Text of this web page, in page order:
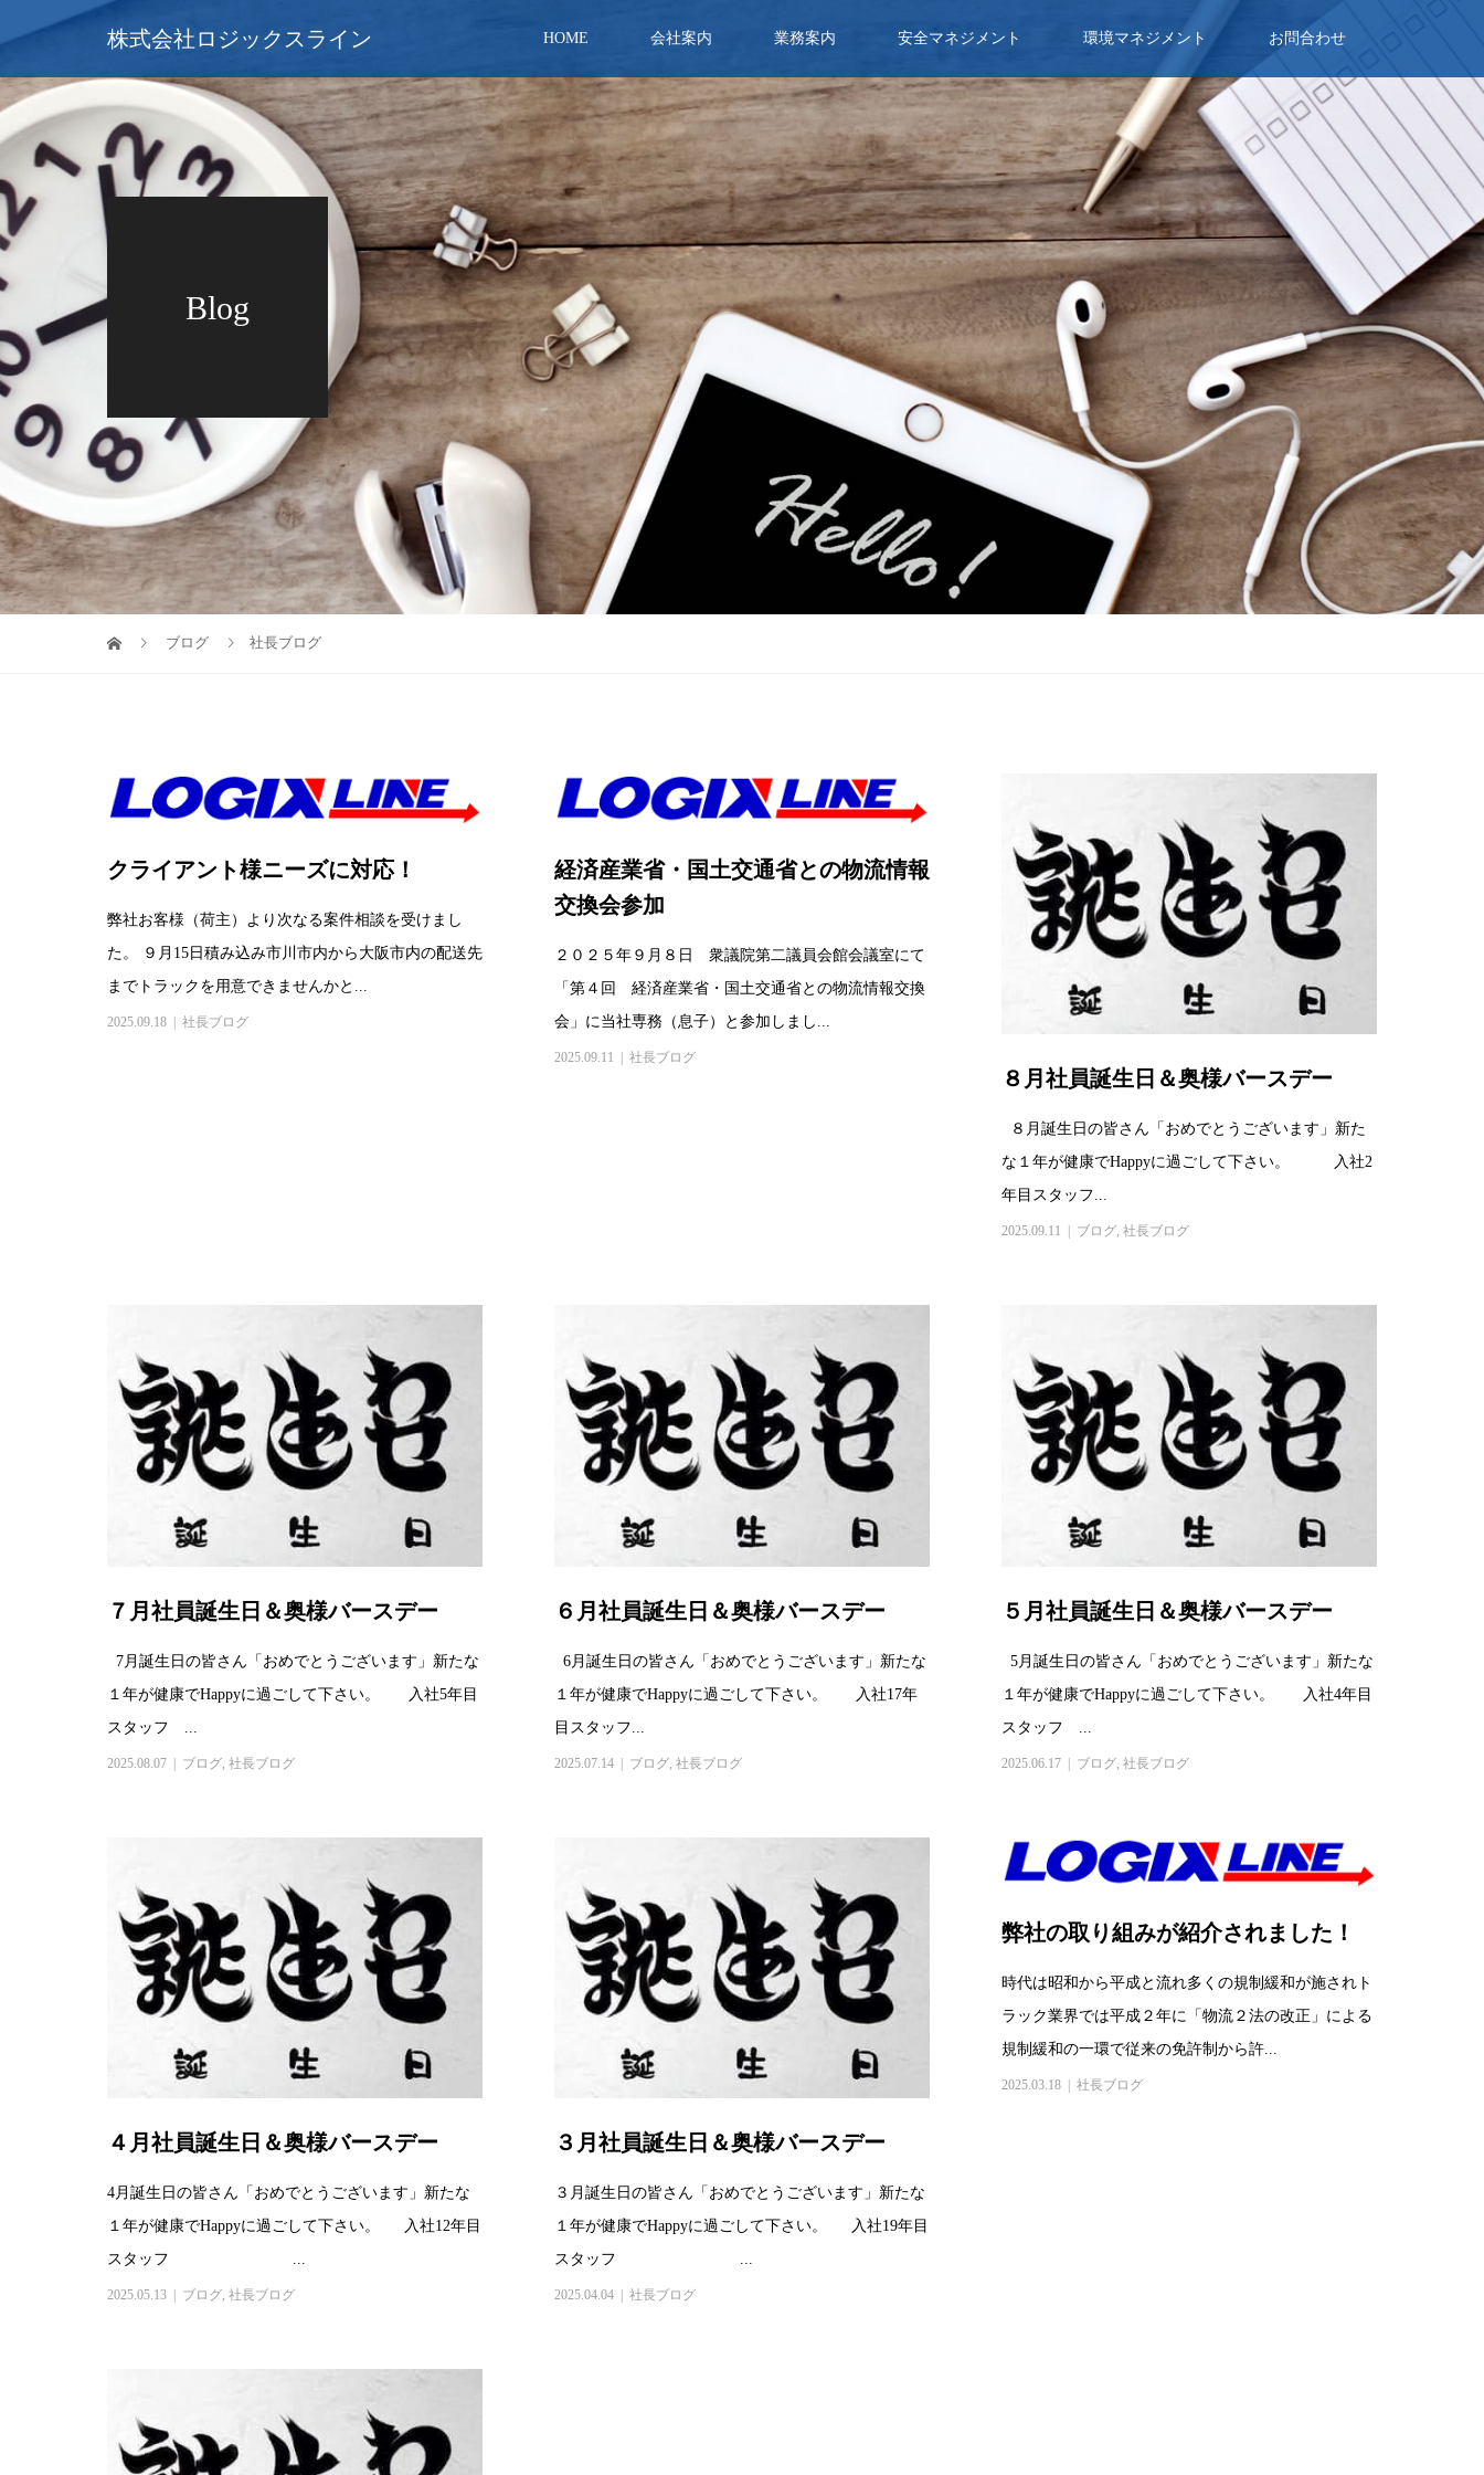
株式会社ロジックスライン HOME 会社案内 業務案内 安全マネジメント 環境マネジメント お問合わせ
Blog
ブログ 社長ブログ
クライアント様ニーズに対応！
弊社お客様（荷主）より次なる案件相談を受けまし
た。 ９月15日積み込み市川市内から大阪市内の配送先
までトラックを用意できませんかと...
2025.09.18 社長ブログ
経済産業省・国土交通省との物流情報
交換会参加
２０２５年９月８日 衆議院第二議員会館会議室にて
「第４回 経済産業省・国土交通省との物流情報交換
会」に当社専務（息子）と参加しまし...
2025.09.11 社長ブログ
８月社員誕生日＆奥様バースデー
８月誕生日の皆さん「おめでとうございます」新た
な１年が健康でHappyに過ごして下さい。 入社2
年目スタッフ...
2025.09.11 ブログ, 社長ブログ
７月社員誕生日＆奥様バースデー
7月誕生日の皆さん「おめでとうございます」新たな
１年が健康でHappyに過ごして下さい。 入社5年目
スタッフ ...
2025.08.07 ブログ 社長ブログ
６月社員誕生日＆奥様バースデー
6月誕生日の皆さん「おめでとうございます」新たな
１年が健康でHappyに過ごして下さい。 入社17年
目スタッフ...
2025.07.14 ブログ, 社長ブログ
５月社員誕生日＆奥様バースデー
5月誕生日の皆さん「おめでとうございます」新たな
１年が健康でHappyに過ごして下さい。 入社4年目
スタッフ ...
2025.06.17 ブログ, 社長ブログ
４月社員誕生日＆奥様バースデー
4月誕生日の皆さん「おめでとうございます」新たな
１年が健康でHappyに過ごして下さい。 入社12年目
スタッフ ...
2025.05.13 ブログ, 社長ブログ
３月社員誕生日＆奥様バースデー
３月誕生日の皆さん「おめでとうございます」新たな
１年が健康でHappyに過ごして下さい。 入社19年目
スタッフ ...
2025.04.04 社長ブログ
弊社の取り組みが紹介されました！
時代は昭和から平成と流れ多くの規制緩和が施されト
ラック業界では平成２年に「物流２法の改正」による
規制緩和の一環で従来の免許制から許...
2025.03.18 社長ブログ